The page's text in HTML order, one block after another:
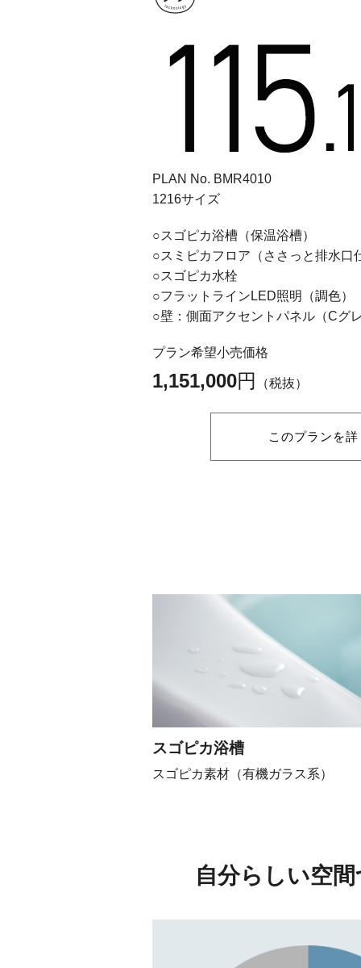
PLAN No. BMR4010
1216サイズ
○スゴピカ浴槽（保温浴槽）
○スミピカフロア（ささっと排水口
○スゴピカ水栓
○フラットラインLED照明（調色）
○壁：側面アクセントパネル（Cグ
プラン希望小売価格
1,151,000円 （税抜）
このプランを
スゴピカ浴槽
スゴピカ素材（有機ガラス系）
自分らしい空